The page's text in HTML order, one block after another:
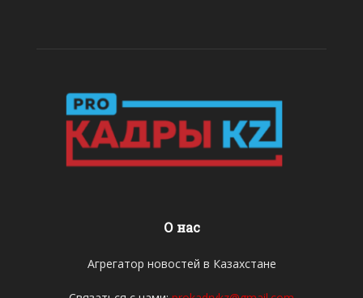
О нас
Агрегатор новостей в Казахстане